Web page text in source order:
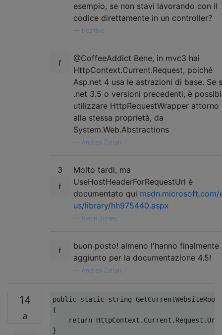
esempio, se non stavi lavorando con il
codice direttamente in un controller?
Positivo
@CoffeeAddict Bene, in mvc3 hai
HttpContext.Current.Request, poiché
Asp.net 4 usa le astrazioni di base. Se
.net 3.5 o versioni precedenti, è
utilizzare HttpRequestWrapper attorno
alla stessa proprietà, da
System.Web.Abstractions
Andras Zoltan,
3
Molto tardi, ma
UseHostHeaderForRequestUrl è
documentato qui msdn.microsoft.com/
us/library/hh975440.aspx
Kevin Jones,
buon posto! almeno l'hanno finalmente
aggiunto per la documentazione 4.5!
Andras Zoltan,
14 public static string GetCurrentWebsiteRoot
{
return
HttpContext . Current . Request . Url
}